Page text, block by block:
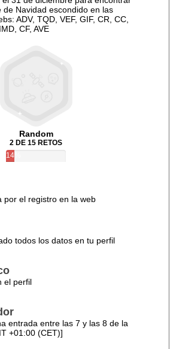
de Navidad escondido en las
ADV, TQD, VEF, GIF, CR, CC,
CF, AVE
Random
2 DE 15 RETOS
14%
por el registro en la web
todos los datos en tu perfil
el perfil
entrada entre las 7 y las 8 de la
+01:00 (CET)]